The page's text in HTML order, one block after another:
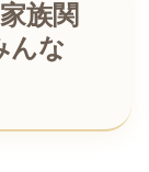
族関
んな